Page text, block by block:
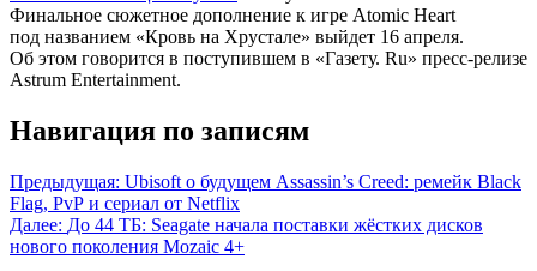
Финальное сюжетное дополнение к игре Atomic Heart
под названием «Кровь на Хрустале» выйдет 16 апреля.
Об этом говорится в поступившем в «Газету. Ru» пресс-релизе
Astrum Entertainment.
Навигация по записям
Предыдущая: Ubisoft о будущем Assassin’s Creed: ремейк Black
Flag, PvP и сериал от Netflix
Далее: До 44 ТБ: Seagate начала поставки жёстких дисков
нового поколения Mozaic 4+